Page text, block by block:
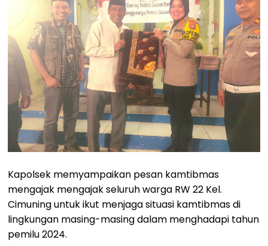
Kapolsek memyampaikan pesan kamtibmas
mengajak mengajak seluruh warga RW 22 Kel.
Cimuning untuk ikut menjaga situasi kamtibmas di
lingkungan masing-masing dalam menghadapi tahun
pemilu 2024.